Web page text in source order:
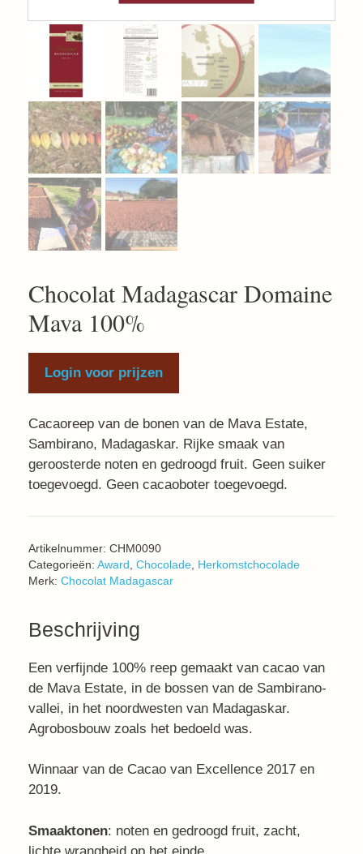
Chocolat Madagascar Domaine
Mava 100%
Login voor prijzen
Cacaoreep van de bonen van de Mava Estate,
Sambirano, Madagaskar. Rijke smaak van
geroosterde noten en gedroogd fruit. Geen suiker
toegevoegd. Geen cacaoboter toegevoegd.
Artikelnummer: CHM0090
Categorieën: Award Chocolade Herkomstchocolade
Merk: Chocolat Madagascar
Beschrijving
Een verfijnde 100% reep gemaakt van cacao van
de Mava Estate, in de bossen van de Sambirano-
vallei, in het noordwesten van Madagaskar.
Agrobosbouw zoals het bedoeld was.
Winnaar van de Cacao van Excellence 2017 en
2019.
Smaaktonen: noten en gedroogd fruit, zacht,
lichte wrangheid op het einde.